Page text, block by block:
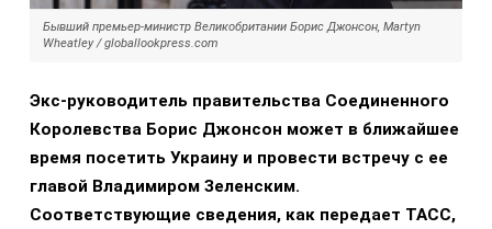
Бывший премьер-министр Великобритании Борис Джонсон, Martyn
Wheatley / globallookpress.com
Экс-руководитель правительства Соединенного
Королевства Борис Джонсон может в ближайшее
время посетить Украину и провести встречу с ее
главой Владимиром Зеленским.
Соответствующие сведения, как передает ТАСС,